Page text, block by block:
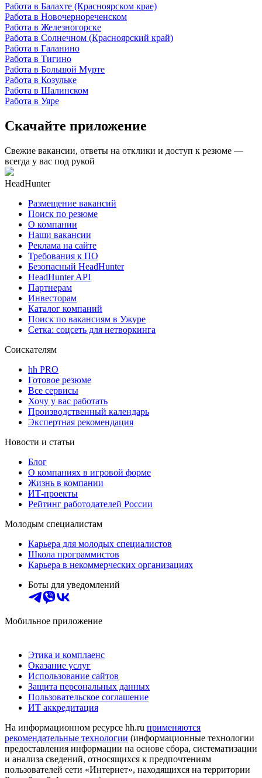
Работа в Балахте (Красноярском крае)
Работа в Новочернореченском
Работа в Железногорске
Работа в Солнечном (Красноярский край)
Работа в Галанино
Работа в Тигино
Работа в Большой Мурте
Работа в Козульке
Работа в Шалинском
Работа в Уяре
Скачайте приложение
Свежие вакансии, ответы на отклики и доступ к резюме —
всегда у вас под рукой
HeadHunter
Размещение вакансий
Поиск по резюме
О компании
Наши вакансии
Реклама на сайте
Требования к ПО
Безопасный HeadHunter
HeadHunter API
Партнерам
Инвесторам
Каталог компаний
Поиск по вакансиям в Ужуре
Сетка: соцсеть для нетворкинга
Соискателям
hh PRO
Готовое резюме
Все сервисы
Хочу у вас работать
Производственный календарь
Экспертная рекомендация
Новости и статьи
Блог
О компаниях в игровой форме
Жизнь в компании
ИТ-проекты
Рейтинг работодателей России
Молодым специалистам
Карьера для молодых специалистов
Школа программистов
Карьера в некоммерческих организациях
Боты для уведомлений
Мобильное приложение
Этика и комплаенс
Оказание услуг
Использование сайтов
Защита персональных данных
Пользовательское соглашение
ИТ аккредитация
На информационном ресурсе hh.ru применяются
рекомендательные технологии (информационные технологии
предоставления информации на основе сбора, систематизации
и анализа сведений, относящихся к предпочтениям
пользователей сети «Интернет», находящихся на территории